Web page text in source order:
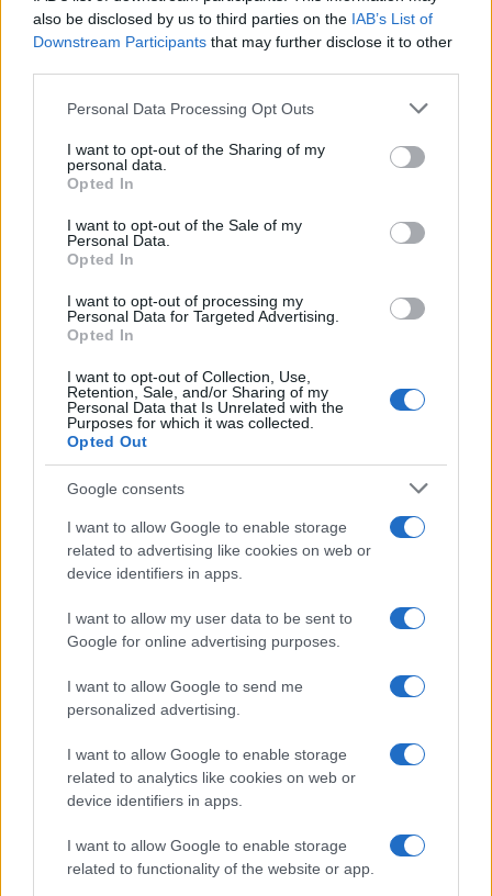
also be disclosed by us to third parties on the IAB’s List of
Downstream Participants that may further disclose it to other
Please note that this website/app uses one or more Google
not limited to your visit or usage behaviour. You may click to
grant or deny consent to Google and its third-party tags to
use your data for below specified purposes in below Google
consent section.
Personal Data Processing Opt Outs
I want to opt-out of the Sharing of my
personal data.
Opted In
I want to opt-out of the Sale of my
Personal Data.
Opted In
I want to opt-out of processing my
Personal Data for Targeted Advertising.
Opted In
I want to opt-out of Collection, Use,
Retention, Sale, and/or Sharing of my
Personal Data that Is Unrelated with the
Purposes for which it was collected.
Opted Out
Google consents
I want to allow Google to enable storage
related to advertising like cookies on web or
device identifiers in apps.
I want to allow my user data to be sent to
Google for online advertising purposes.
I want to allow Google to send me
personalized advertising.
I want to allow Google to enable storage
related to analytics like cookies on web or
device identifiers in apps.
I want to allow Google to enable storage
related to functionality of the website or app.
Olbia, divieto di sosta contro spaccio e degrado:
esplode la protesta
Pausa caffè impeccabile: come scegliere la
soluzione ideale per la casa e l’ufficio
rinascita della strada che segnò la Gallura
Raid nelle campagne di Berchidda, rischio per
la rete elettrica
NECROLOGIE
Mario Malu
Paolo Pinna
Martina Agostina Diturco